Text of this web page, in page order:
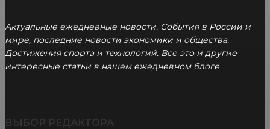
Актуальные ежедневные новости. События в России и
мире, последние новости экономики и общества.
Достижения спорта и технологий. Все это и другие
интересные статьи в нашем ежедневном блоге
ВЫБОР РЕДАКТОРА